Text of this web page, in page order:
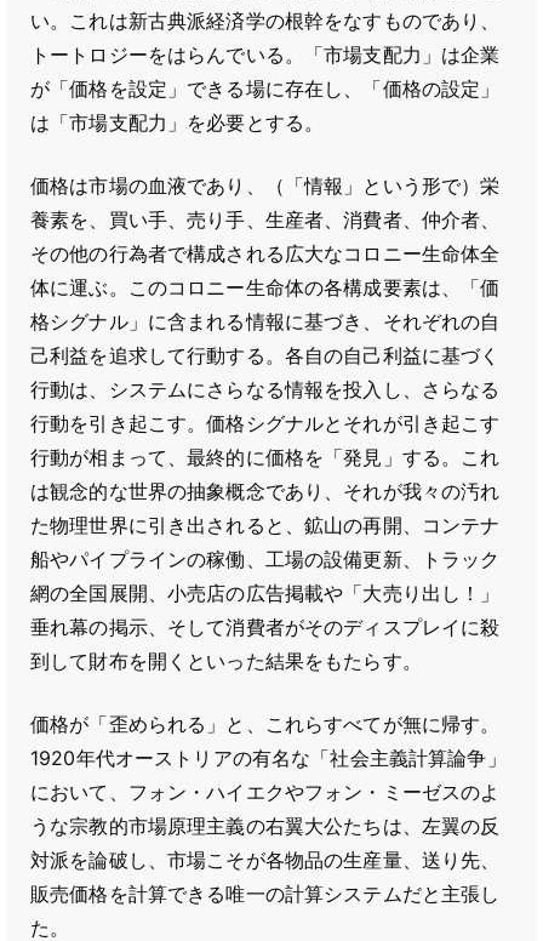
い。これは新古典派経済学の根幹をなすものであり、
トートロジーをはらんでいる。「市場支配力」は企業
が「価格を設定」できる場に存在し、「価格の設定」
は「市場支配力」を必要とする。
価格は市場の血液であり、（「情報」という形で）栄
養素を、買い手、売り手、生産者、消費者、仲介者、
その他の行為者で構成される広大なコロニー生命体全
体に運ぶ。このコロニー生命体の各構成要素は、「価
格シグナル」に含まれる情報に基づき、それぞれの自
己利益を追求して行動する。各自の自己利益に基づく
行動は、システムにさらなる情報を投入し、さらなる
行動を引き起こす。価格シグナルとそれが引き起こす
行動が相まって、最終的に価格を「発見」する。これ
は観念的な世界の抽象概念であり、それが我々の汚れ
た物理世界に引き出されると、鉱山の再開、コンテナ
船やパイプラインの稼働、工場の設備更新、トラック
網の全国展開、小売店の広告掲載や「大売り出し！」
垂れ幕の掲示、そして消費者がそのディスプレイに殺
到して財布を開くといった結果をもたらす。
価格が「歪められる」と、これらすべてが無に帰す。
1920年代オーストリアの有名な「社会主義計算論争」
において、フォン・ハイエクやフォン・ミーゼスのよ
うな宗教的市場原理主義の右翼大公たちは、左翼の反
対派を論破し、市場こそが各物品の生産量、送り先、
販売価格を計算できる唯一の計算システムだと主張し
た。